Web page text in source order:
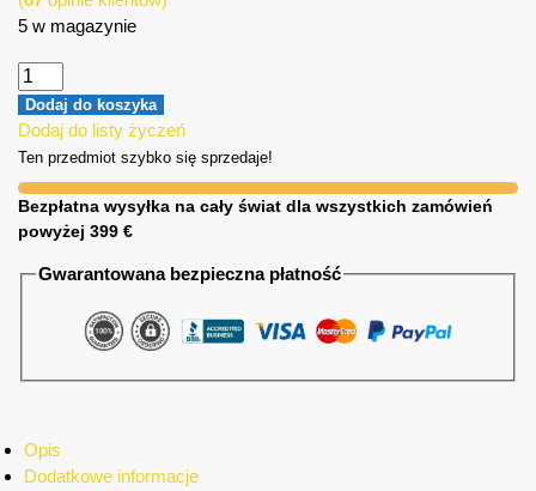
5 w magazynie
Dodaj do koszyka
Dodaj do listy życzeń
Ten przedmiot szybko się sprzedaje!
Bezpłatna wysyłka na cały świat dla wszystkich zamówień
powyżej 399 €
Gwarantowana bezpieczna płatność
Opis
Dodatkowe informacje